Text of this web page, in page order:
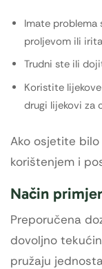
Imate
proljevom ili
Trudni ste ili
Koristite
drugi lijekovi za
Ako osjetite
korištenjem i
Način
Preporučena
dovoljno
pružaju